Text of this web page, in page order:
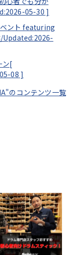
05-30 ]
ント featuring
Updated:2026-
ン[
08 ]
のコンテンツ一覧